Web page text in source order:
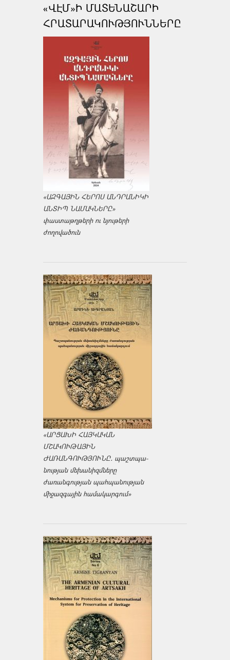
«ՎԷՄ»Ի ՄԱՏԵՆԱՇԱՐԻ
ՀՐԱՏԱՐԱԿՈՒԹՅՈՒՆՆԵՐԸ
«ԱԶԳԱՅԻՆ ՀԵՐՈՍ ԱՆԴՐԱՆԻԿԻ
ԱՆՏԻՊ ՆԱՄԱԿՆԵՐԸ»
փաստաթղթերի ու նյութերի
ժողովածուն
«ԱՐՑԱԽԻ ՀԱՅԿԱԿԱՆ
ՄՇԱԿՈՒԹԱՅԻՆ
ԺԱՌԱՆԳՈՒԹՅՈՒՆԸ․ պաշտպա­
նության մեխանիզմները
ժառանգության պահպանության
միջազ­գային համակարգում»